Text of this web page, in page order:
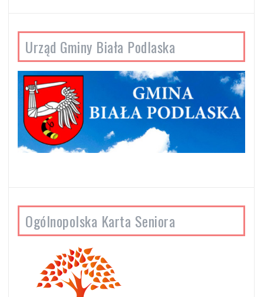
Urząd Gminy Biała Podlaska
Ogólnopolska Karta Seniora